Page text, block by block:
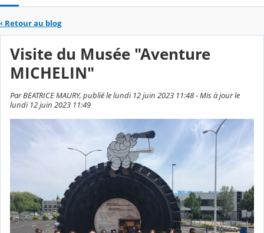
‹ Retour au blog
Visite du Musée "Aventure
MICHELIN"
Par BEATRICE MAURY, publié le lundi 12 juin 2023 11:48 - Mis à jour le
lundi 12 juin 2023 11:49